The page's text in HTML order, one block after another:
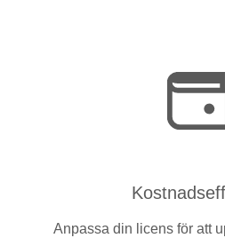
Anpassa din licens för att